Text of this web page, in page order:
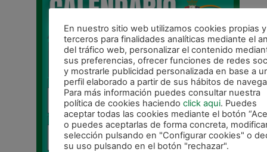
En nuestro sitio web utilizamos cookies propias
terceros para finalidades analíticas mediante el
del tráfico web, personalizar el contenido
sus preferencias, ofrecer funciones de redes
y mostrarle publicidad personalizada en base a
perfil elaborado a partir de sus hábitos de
Para más información puedes consultar nuestra
política de cookies haciendo click aqui. Puedes
aceptar todas las cookies mediante el botón
o puedes aceptarlas de forma concreta,
selección pulsando en "Configurar cookies" o
su uso pulsando en el botón "rechazar".